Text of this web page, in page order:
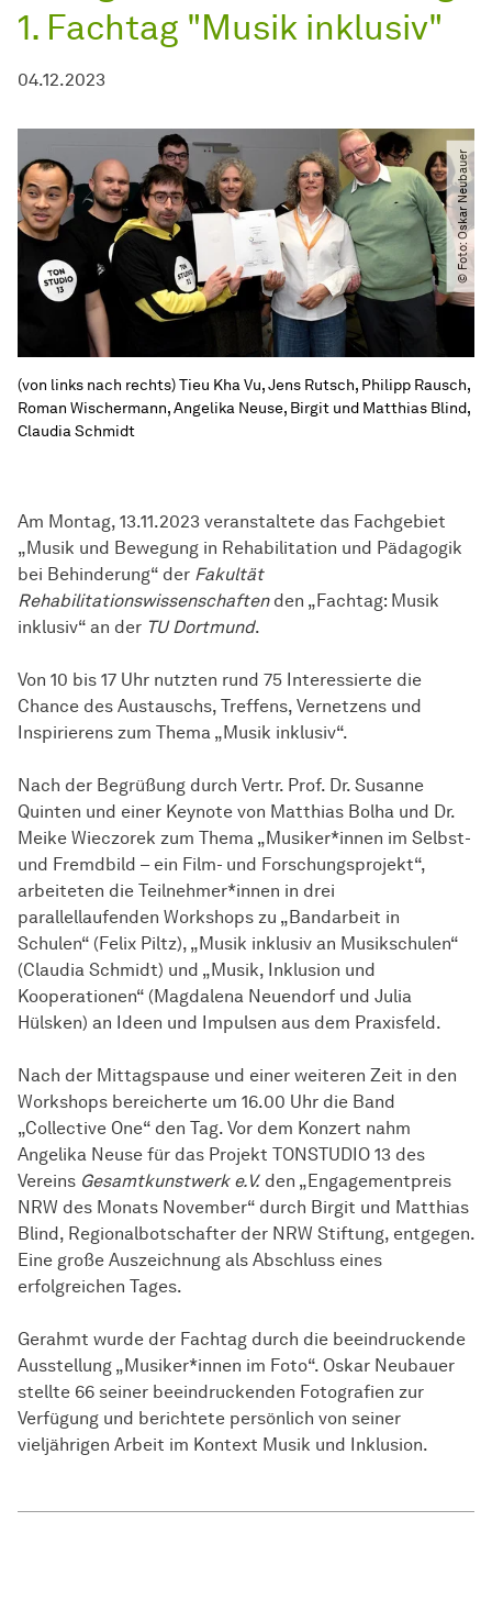
1. Fachtag "Musik inklusiv"
04.12.2023
© Foto: Oskar Neubauer
(von links nach rechts) Tieu Kha Vu, Jens Rutsch, Philipp Rausch,
Roman Wischermann, Angelika Neuse, Birgit und Matthias Blind,
Claudia Schmidt
Am Montag, 13.11.2023 veranstaltete das Fachgebiet
„Musik und Bewegung in Rehabilitation und Pädagogik
bei Behinderung“ der Fakultät
Rehabilitationswissenschaftenden „Fachtag: Musik
inklusiv“ an der TU Dortmund.
Von 10 bis 17 Uhr nutzten rund 75 Interessierte die
Chance des Austauschs, Treffens, Vernetzens und
Inspirierens zum Thema „Musik inklusiv“.
Nach der Begrüßung durch Vertr. Prof. Dr. Susanne
Quinten und einer Keynote von Matthias Bolha und Dr.
Meike Wieczorek zum Thema „Musiker*innen im Selbst-
und Fremdbild – ein Film- und Forschungsprojekt“,
arbeiteten die Teilnehmer*innen in drei
parallellaufenden Workshops zu „Bandarbeit in
Schulen“ (Felix Piltz), „Musik inklusiv an Musikschulen“
(Claudia Schmidt) und „Musik, Inklusion und
Kooperationen“ (Magdalena Neuendorf und Julia
Hülsken) an Ideen und Impulsen aus dem Praxisfeld.
Nach der Mittagspause und einer weiteren Zeit in den
Workshops bereicherte um 16.00 Uhr die Band
„Collective One“ den Tag. Vor dem Konzert nahm
Angelika Neuse für das Projekt TONSTUDIO 13 des
Vereins Gesamtkunstwerk e.V. den „Engagementpreis
NRW des Monats November“ durch Birgit und Matthias
Blind, Regionalbotschafter der NRW Stiftung, entgegen.
Eine große Auszeichnung als Abschluss eines
erfolgreichen Tages.
Gerahmt wurde der Fachtag durch die beeindruckende
Ausstellung „Musiker*innen im Foto“. Oskar Neubauer
stellte 66 seiner beeindruckenden Fotografien zur
Verfügung und berichtete persönlich von seiner
vieljährigen Arbeit im Kontext Musik und Inklusion.